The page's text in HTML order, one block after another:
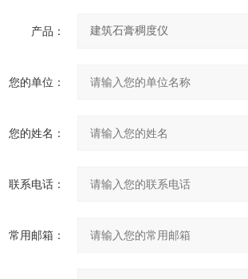
产品：
您的单位：
您的姓名：
联系电话：
常用邮箱：